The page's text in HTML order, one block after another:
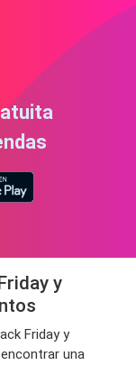
y
Friday y
una